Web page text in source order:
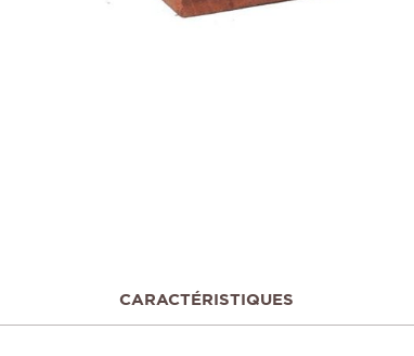
CARACTÉRISTIQUES